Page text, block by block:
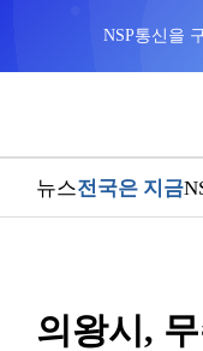
NSP통신을
뉴스전국은 지금
의왕시,